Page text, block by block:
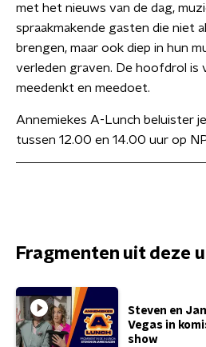
met het nieuws van de dag,
spraakmakende gasten die niet
brengen, maar ook diep in hun
verleden graven. De hoofdrol is
meedenkt en meedoet.
Annemiekes A-Lunch beluister
tussen 12.00 en 14.00 uur op
Fragmenten uit deze
Steven en
Vegas in
show